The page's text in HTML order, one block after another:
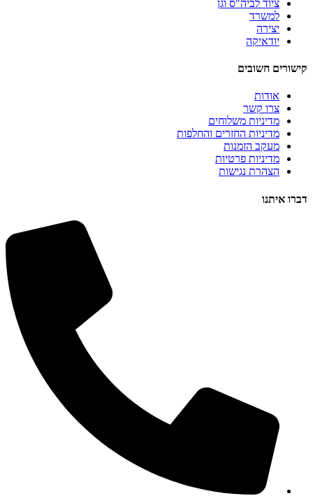
ציוד לביה"ס וגן
למשרד
יצירה
יודאיקה
קישורים חשובים
אודות
צרו קשר
מדיניות משלוחים
מדיניות החזרים והחלפות
מעקב הזמנות
מדיניות פרטיות
הצהרת נגישות
דברו איתנו